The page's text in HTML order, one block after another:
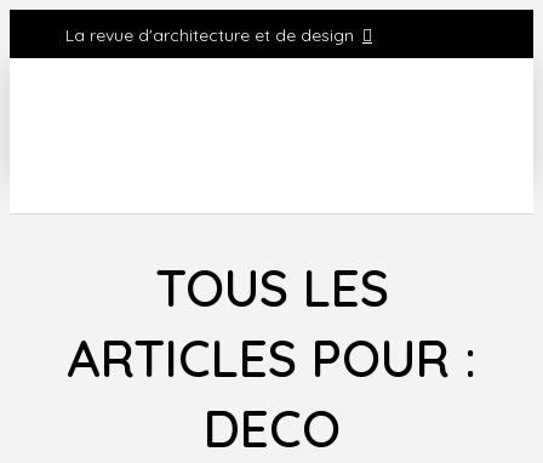
La revue d'architecture et de design
TOUS LES
ARTICLES POUR :
DECO